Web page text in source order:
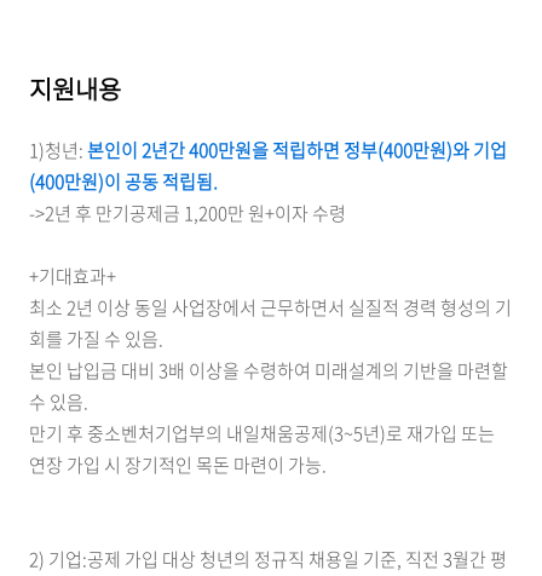
지원내용
1)청년:본인이 2년간 400만원을 적립하면 정부(400만원)와 기업
(400만원)이 공동 적립됨.
->2년 후 만기공제금 1,200만 원+이자 수령
+기대효과+
최소 2년 이상 동일 사업장에서 근무하면서 실질적 경력 형성의 기
회를 가질 수 있음.
본인 납입금 대비 3배 이상을 수령하여 미래설계의 기반을 마련할
수 있음.
만기 후 중소벤처기업부의 내일채움공제(3~5년)로 재가입 또는
연장 가입 시 장기적인 목돈 마련이 가능.
2) 기업:공제 가입 대상 청년의 정규직 채용일 기준, 직전 3월간 평